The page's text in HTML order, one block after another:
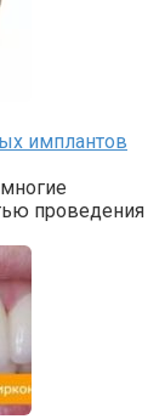
имплантов
проведения